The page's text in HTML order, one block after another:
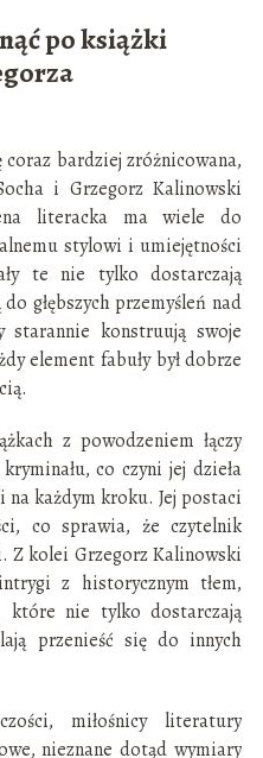
po książki
bardziej zróżnicowana,
i Grzegorz Kalinowski
literacka ma wiele do
stylowi i umiejętności
te nie tylko dostarczają
głębszych przemyśleń nad
konstruują swoje
element fabuły był dobrze
z powodzeniem łączy
co czyni jej dzieła
na każdym kroku. Jej postaci
co sprawia, że czytelnik
kolei Grzegorz Kalinowski
z historycznym tłem,
które nie tylko dostarczają
przenieść się do innych
miłośnicy literatury
nieznane dotąd wymiary